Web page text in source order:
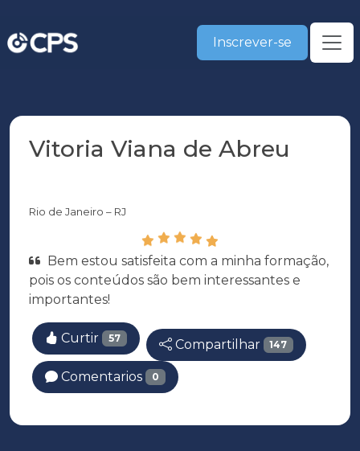
Inscrever-se
Vitoria Viana de Abreu
Rio de Janeiro – RJ
Bem estou satisfeita com a minha formação,
pois os conteúdos são bem interessantes e
importantes!
Curtir 57 Compartilhar 147
Comentarios 0